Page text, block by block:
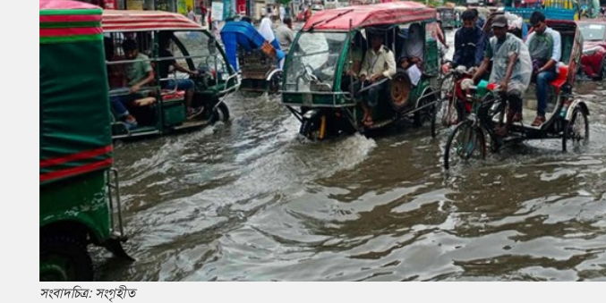
সংবাদচিত্র: সংগৃহীত